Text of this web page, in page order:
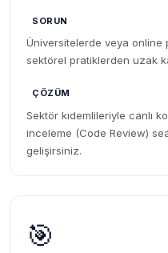
SORUN
Üniversitelerde veya online
sektörel pratiklerden uzak
ÇÖZÜM
Sektör kıdemlileriyle canlı
inceleme (Code Review)
gelişirsiniz.
🎯